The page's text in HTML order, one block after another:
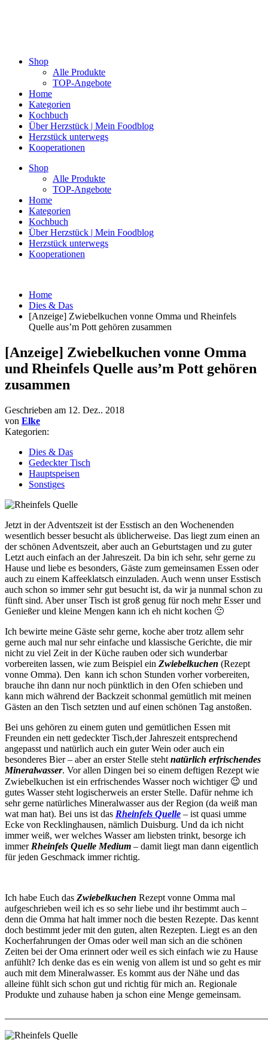
Shop
Alle Produkte
TOP-Angebote
Home
Kategorien
Kochbuch
Über Herzstück | Mein Foodblog
Herzstück unterwegs
Kooperationen
Shop
Alle Produkte
TOP-Angebote
Home
Kategorien
Kochbuch
Über Herzstück | Mein Foodblog
Herzstück unterwegs
Kooperationen
Home
Dies & Das
[Anzeige] Zwiebelkuchen vonne Omma und Rheinfels
Quelle aus’m Pott gehören zusammen
[Anzeige] Zwiebelkuchen vonne Omma
und Rheinfels Quelle aus’m Pott gehören
zusammen
Geschrieben am 12. Dez.. 2018
von Elke
Kategorien:
Dies & Das
Gedeckter Tisch
Hauptspeisen
Sonstiges
Jetzt in der Adventszeit ist der Esstisch an den Wochenenden
wesentlich besser besucht als üblicherweise. Das liegt zum einen an
der schönen Adventszeit, aber auch an Geburtstagen und zu guter
Letzt auch einfach an der Jahreszeit. Da bin ich sehr, sehr gerne zu
Hause und liebe es besonders, Gäste zum gemeinsamen Essen oder
auch zu einem Kaffeeklatsch einzuladen. Auch wenn unser Esstisch
auch schon so immer sehr gut besucht ist, da wir ja nunmal schon zu
fünft sind. Aber unser Tisch ist groß genug für noch mehr Esser und
Genießer und kleine Mengen kann ich eh nicht kochen 🙂
Ich bewirte meine Gäste sehr gerne, koche aber trotz allem sehr
gerne auch mal nur sehr einfache und klassische Gerichte, die mir
nicht zu viel Zeit in der Küche rauben oder sich wunderbar
vorbereiten lassen, wie zum Beispiel ein Zwiebelkuchen (Rezept
vonne Omma). Den kann ich schon Stunden vorher vorbereiten,
brauche ihn dann nur noch pünktlich in den Ofen schieben und
kann mich während der Backzeit schonmal gemütlich mit meinen
Gästen an den Tisch setzten und auf einen schönen Tag anstoßen.
Bei uns gehören zu einem guten und gemütlichen Essen mit
Freunden ein nett gedeckter Tisch,der Jahreszeit entsprechend
angepasst und natürlich auch ein guter Wein oder auch ein
besonderes Bier – aber an erster Stelle steht natürlich erfrischendes
Mineralwasser. Vor allen Dingen bei so einem deftigen Rezept wie
Zwiebelkuchen ist ein erfrischendes Wasser noch wichtiger 😉 und
gutes Wasser steht logischerweis an erster Stelle. Dafür nehme ich
sehr gerne natürliches Mineralwasser aus der Region (da weiß man
wat man hat). Bei uns ist das Rheinfels Quelle – ist quasi umme
Ecke von Recklinghausen, nämlich Duisburg. Und da ich nicht
immer weiß, wer welches Wasser am liebsten trinkt, besorge ich
immer Rheinfels Quelle Medium – damit liegt man dann eigentlich
für jeden Geschmack immer richtig.
Ich habe Euch das Zwiebelkuchen Rezept vonne Omma mal
aufgeschrieben weil ich es so sehr liebe und ihr bestimmt auch –
denn die Omma hat halt immer noch die besten Rezepte. Das kennt
doch bestimmt jeder mit den guten, alten Rezepten. Liegt es an den
Kocherfahrungen der Omas oder weil man sich an die schönen
Zeiten bei der Oma erinnert oder weil es sich einfach wie zu Hause
anfühlt? Ich denke das es ein wenig von allem ist und so geht es mir
auch mit dem Mineralwasser. Es kommt aus der Nähe und das
alleine fühlt sich schon gut und richtig für mich an. Regionale
Produkte und zuhause haben ja schon eine Menge gemeinsam.